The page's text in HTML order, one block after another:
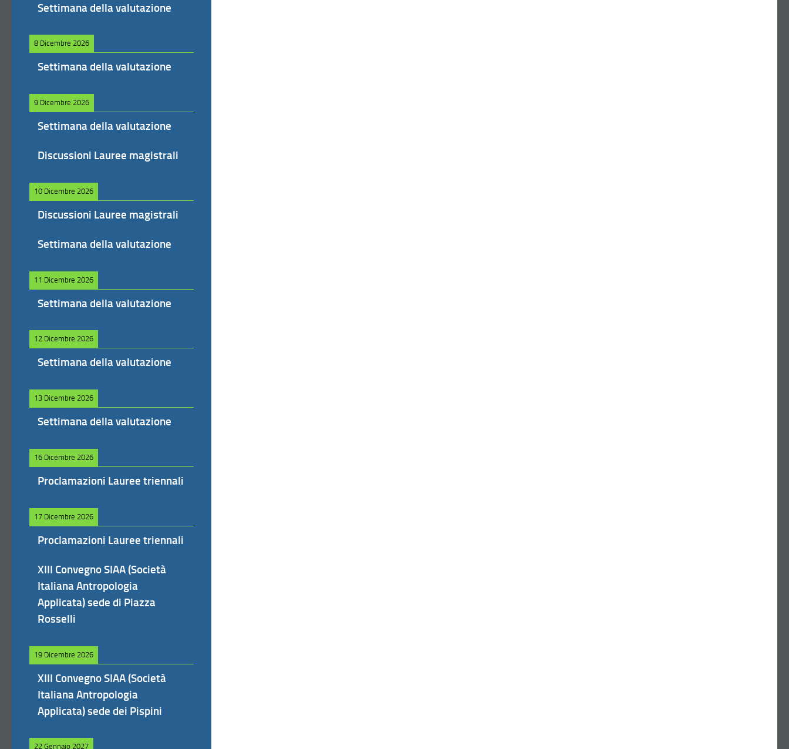
Settimana della valutazione
8 Dicembre 2026
Settimana della valutazione
9 Dicembre 2026
Settimana della valutazione
Discussioni Lauree magistrali
10 Dicembre 2026
Discussioni Lauree magistrali
Settimana della valutazione
11 Dicembre 2026
Settimana della valutazione
12 Dicembre 2026
Settimana della valutazione
13 Dicembre 2026
Settimana della valutazione
16 Dicembre 2026
Proclamazioni Lauree triennali
17 Dicembre 2026
Proclamazioni Lauree triennali
XIII Convegno SIAA (Società
Italiana Antropologia
Applicata) sede di Piazza
Rosselli
19 Dicembre 2026
XIII Convegno SIAA (Società
Italiana Antropologia
Applicata) sede dei Pispini
22 Gennaio 2027